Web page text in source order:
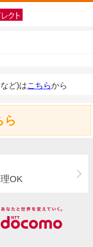
ど)はこちらから
ら
OK